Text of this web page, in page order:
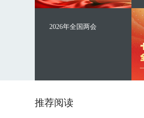
2026年全国两会
推荐阅读